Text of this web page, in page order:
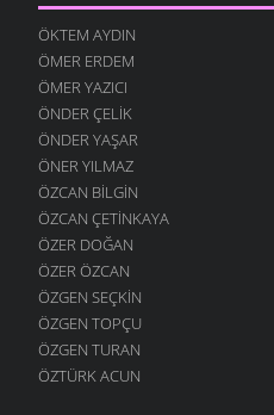
ÖKTEM AYDIN
ÖMER ERDEM
ÖMER YAZICI
ÖNDER ÇELIK
ÖNDER YAŞAR
ÖNER YILMAZ
ÖZCAN BILGIN
ÖZCAN ÇETINKAYA
ÖZER DOĞAN
ÖZER ÖZCAN
ÖZGEN SEÇKIN
ÖZGEN TOPÇU
ÖZGEN TURAN
ÖZTÜRK ACUN